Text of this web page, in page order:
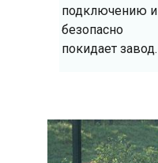
подключению и
безопасно
покидает завод.